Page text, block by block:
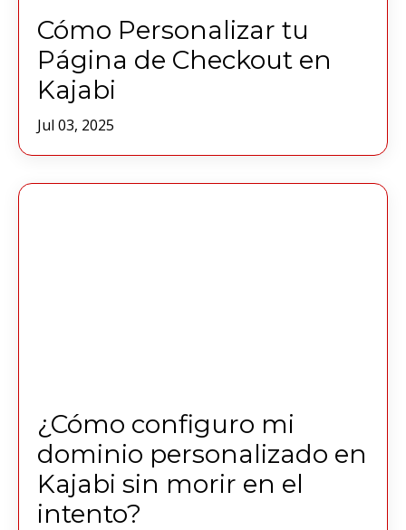
Cómo Personalizar tu
Página de Checkout en
Kajabi
Jul 03, 2025
¿Cómo configuro mi
dominio personalizado en
Kajabi sin morir en el
intento?